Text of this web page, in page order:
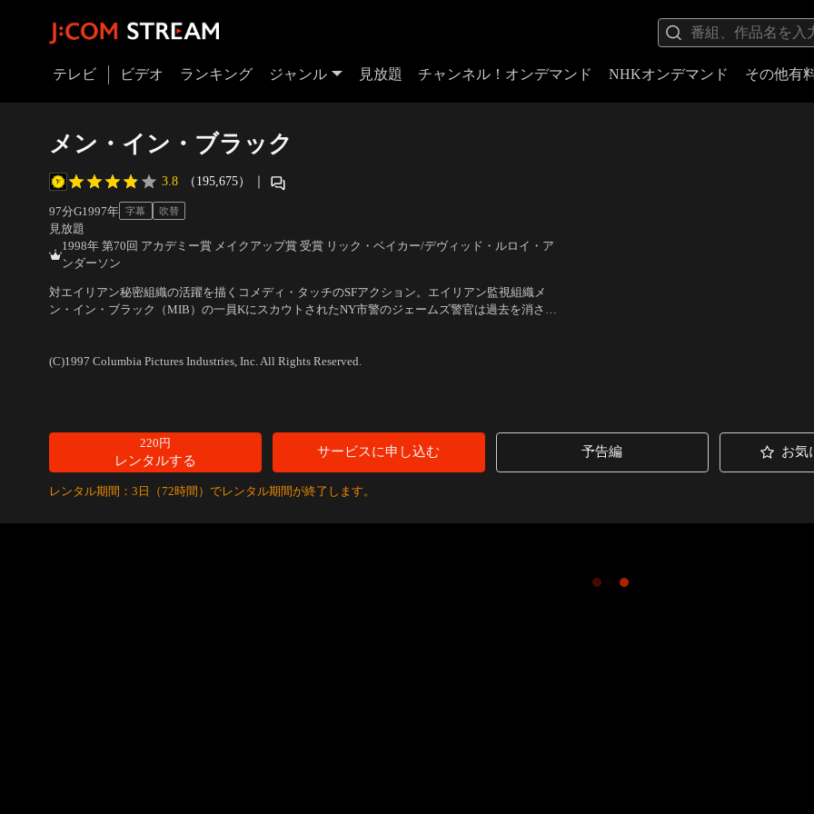
テレビ ビデオ ランキング ジャンル 見放題 チャンネル！オンデマンド NHKオンデマンド その他有
メン・イン・ブラック
3.8 （195,675） ｜
97分G1997年 字幕 吹替
見放題
1998年 第70回 アカデミー賞 メイクアップ賞 受賞 リック・ベイカー/デヴィッド・ルロイ・ア
ンダーソン
対エイリアン秘密組織の活躍を描くコメディ・タッチのSFアクション。エイリアン監視組織メ
ン・イン・ブラック（MIB）の一員KにスカウトされたNY市警のジェームズ警官は過去を消され
(C)1997 Columbia Pictures Industries, Inc. All Rights Reserved.
220円
レンタルする
サービスに申し込む 予告編 お気
レンタル期間：3日（72時間）でレンタル期間が終了します。